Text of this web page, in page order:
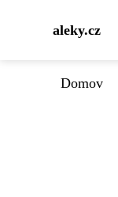
aleky.cz
Domov